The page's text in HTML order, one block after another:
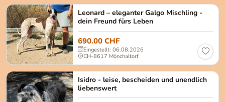
Leonard – eleganter Galgo Mischling -
dein Freund fürs Leben
Leonard Männlich, kastriert Alter: ca. April 2023
690.00 CHF
Eingestellt: 06.08.2026
CH-8617 Mönchaltorf
Isidro - leise, bescheiden und unendlich
liebenswert
Isidro Männlich, kastriert Alter: ca. Dezember